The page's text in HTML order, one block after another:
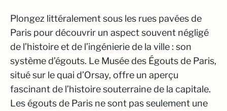
Plongez littéralement sous les rues pavées de
Paris pour découvrir un aspect souvent négligé
de l’histoire et de l’ingénierie de la ville : son
système d’égouts. Le Musée des Égouts de Paris,
situé sur le quai d’Orsay, offre un aperçu
fascinant de l’histoire souterraine de la capitale.
Les égouts de Paris ne sont pas seulement une